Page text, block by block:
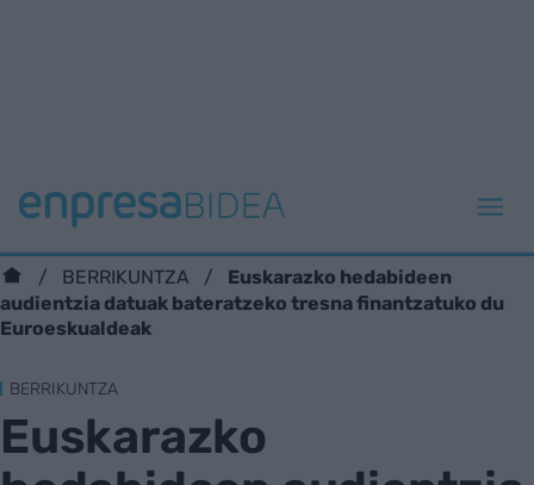
BERRIKUNTZA
Euskarazko hedabideen
audientzia datuak bateratzeko tresna finantzatuko du
Euroeskualdeak
BERRIKUNTZA
Euskarazko